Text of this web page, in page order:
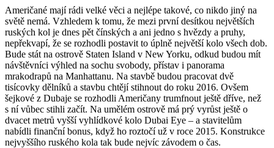
Američané mají rádi velké věci a nejlépe takové, co nikdo jiný na
světě nemá. Vzhledem k tomu, že mezi první desítkou největších
ruských kol je dnes pět čínských a ani jedno s hvězdy a pruhy,
nepřekvapí, že se rozhodli postavit to úplně největší kolo všech dob.
Bude stát na ostrově Staten Island v New Yorku, odkud budou mít
návštěvníci výhled na sochu svobody, přístav i panorama
mrakodrapů na Manhattanu. Na stavbě budou pracovat dvě
tisícovky dělníků a stavbu chtějí stihnout do roku 2016. Ovšem
šejkové z Dubaje se rozhodli Američany trumfnout ještě dříve, než
s ní vůbec stihli začít. Na umělém ostrově má prý vyrůst ještě o
dvacet metrů vyšší vyhlídkové kolo Dubai Eye – a stavitelům
nabídli finanční bonus, když ho roztočí už v roce 2015. Konstrukce
nejvyššího ruského kola tak bude nejvíc závodem o čas.